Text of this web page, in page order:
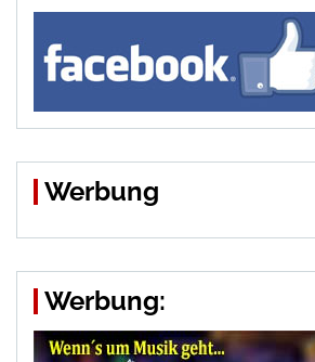
Werbung
Werbung: